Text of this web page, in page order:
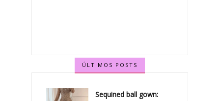
ÚLTIMOS POSTS
Sequined ball gown: